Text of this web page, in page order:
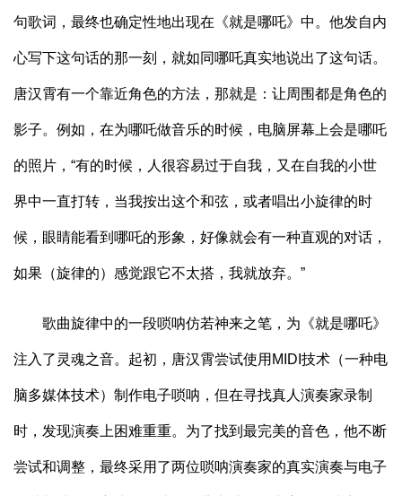
句歌词，最终也确定性地出现在《就是哪吒》中。他发自内
心写下这句话的那一刻，就如同哪吒真实地说出了这句话。
唐汉霄有一个靠近角色的方法，那就是：让周围都是角色的
影子。例如，在为哪吒做音乐的时候，电脑屏幕上会是哪吒
的照片，“有的时候，人很容易过于自我，又在自我的小世
界中一直打转，当我按出这个和弦，或者唱出小旋律的时
候，眼睛能看到哪吒的形象，好像就会有一种直观的对话，
如果（旋律的）感觉跟它不太搭，我就放弃。”
歌曲旋律中的一段唢呐仿若神来之笔，为《就是哪吒》
注入了灵魂之音。起初，唐汉霄尝试使用MIDI技术（一种电
脑多媒体技术）制作电子唢呐，但在寻找真人演奏家录制
时，发现演奏上困难重重。为了找到最完美的音色，他不断
尝试和调整，最终采用了两位唢呐演奏家的真实演奏与电子